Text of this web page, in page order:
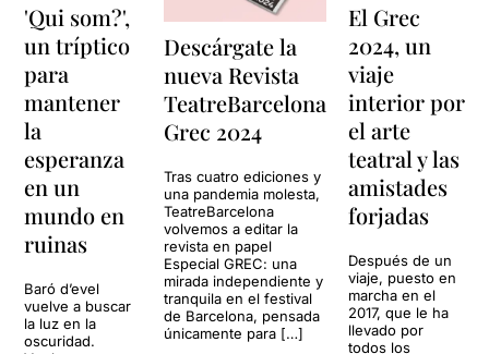
'Qui som?',
un tríptico
para
mantener
la
esperanza
en un
mundo en
ruinas
Baró d’evel
vuelve a buscar
la luz en la
oscuridad.
Descárgate la
nueva Revista
TeatreBarcelona
Grec 2024
Tras cuatro ediciones y
una pandemia molesta,
TeatreBarcelona
volvemos a editar la
revista en papel
Especial GREC: una
mirada independiente y
tranquila en el festival
de Barcelona, pensada
únicamente para […]
El Grec
2024, un
viaje
interior por
el arte
teatral y las
amistades
forjadas
Después de un
viaje, puesto en
marcha en el
2017, que le ha
llevado por
todos los